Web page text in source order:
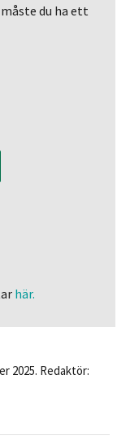
du ha ett
här.
2025. Redaktör: